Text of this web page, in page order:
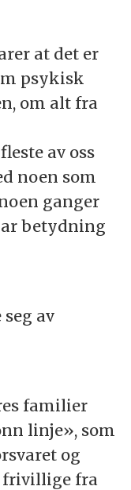
at det er
psykisk
om alt fra
av oss
noen som
ganger
betydning
av
familier
linje», som
og
frivillige fra